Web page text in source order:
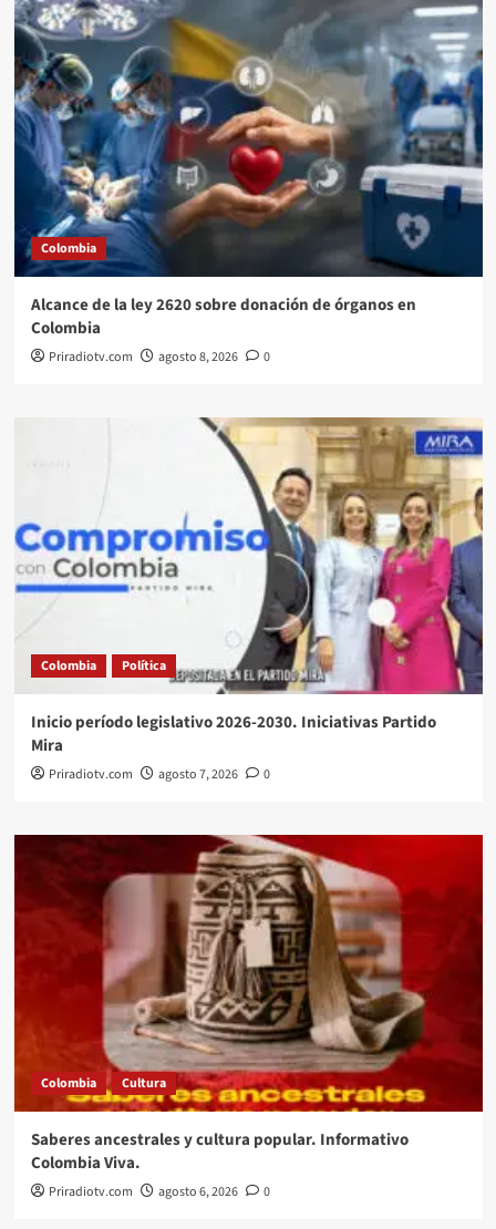
Colombia
Alcance de la ley 2620 sobre donación de órganos en
Colombia
Priradiotv.com agosto 8, 2026 0
Colombia Política
Inicio período legislativo 2026-2030. Iniciativas Partido
Mira
Priradiotv.com agosto 7, 2026 0
Colombia Cultura
Saberes ancestrales y cultura popular. Informativo
Colombia Viva.
Priradiotv.com agosto 6, 2026 0